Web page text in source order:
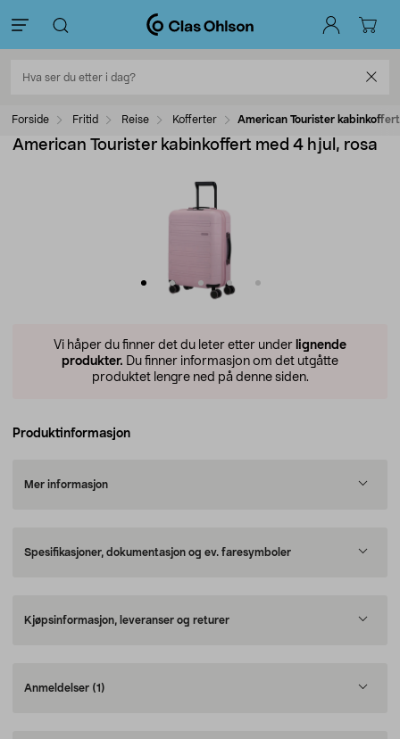
Forside Fritid Reise Kofferter American Tourister
American Tourister kabinkoffert med 4 hjul, rosa
Vi håper du finner det du leter etter under lignende
produkter. Du finner informasjon om det utgåtte
produktet lengre ned på denne siden.
Produktinformasjon
Mer informasjon
Spesifikasjoner, dokumentasjon og ev. faresymboler
Kjøpsinformasjon, leveranser og returer
Anmeldelser (1)